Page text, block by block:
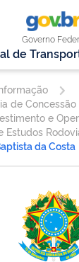
Governo
de
da Costa